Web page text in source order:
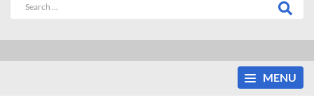
MENU